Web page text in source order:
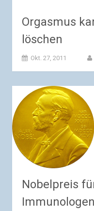
Orgasmus
löschen
Okt. 27, 2011
Nobelpreis
Immunologen